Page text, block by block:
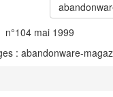
n°104 mai 1999
: abandonware-